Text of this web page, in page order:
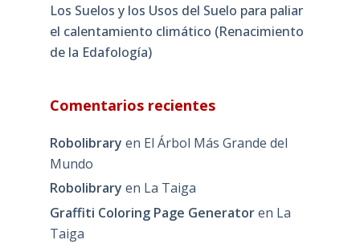
Los Suelos y los Usos del Suelo para paliar
el calentamiento climático (Renacimiento
de la Edafología)
Comentarios recientes
Robolibrary en El Árbol Más Grande del
Mundo
Robolibrary en La Taiga
Graffiti Coloring Page Generatoren La
Taiga